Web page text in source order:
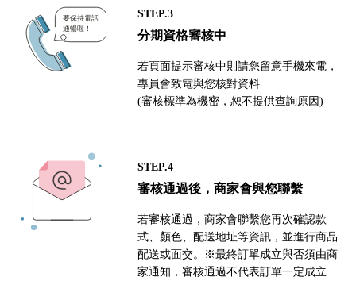
STEP.3
分期資格審核中
若頁面提示審核中則請您留意手機來電，
專員會致電與您核對資料
(審核標準為機密，恕不提供查詢原因)
STEP.4
審核通過後，商家會與您聯繫
若審核通過，商家會聯繫您再次確認款
式、顏色、配送地址等資訊，並進行商品
配送或面交。※最終訂單成立與否須由商
家通知，審核通過不代表訂單一定成立